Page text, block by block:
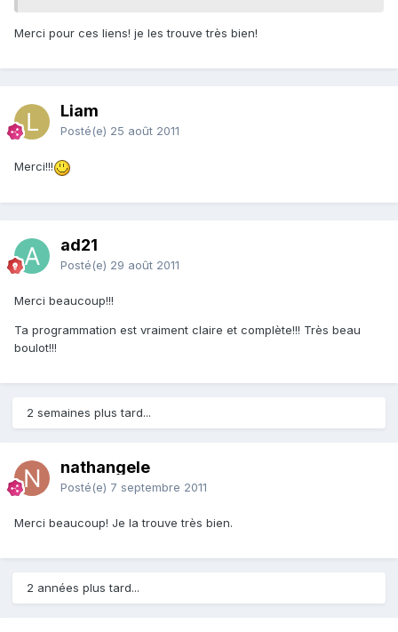
Merci pour ces liens! je les trouve très bien!
Liam
Posté(e) 25 août 2011
Merci!!!
ad21
Posté(e) 29 août 2011
Merci beaucoup!!!
Ta programmation est vraiment claire et complète!!! Très beau
boulot!!!
2 semaines plus tard...
nathangele
Posté(e) 7 septembre 2011
Merci beaucoup! Je la trouve très bien.
2 années plus tard...